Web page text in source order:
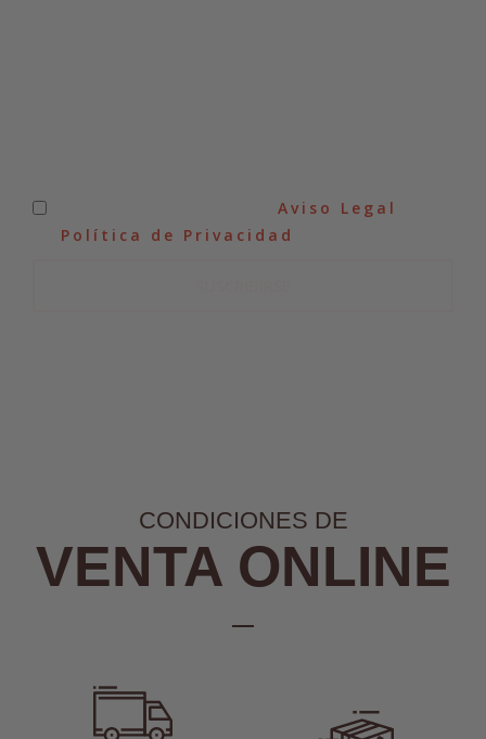
Aviso Legal
Política de Privacidad
CONDICIONES DE
VENTA ONLINE